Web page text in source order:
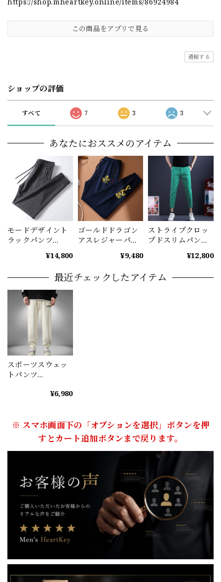
この商品をアプリで見る
通報する
ショップの評価
すべて 7 3 3
あなたにおススメのアイテム
モードデザイント
ラックパンツ
¥14,800
ゴールドドラゴン
アスレジャーパン
¥9,480
ストライプクロッ
プドスリムパンツ
アンクル丈 M1045
¥12,800
最近チェックしたアイテム
スポーツスウェッ
トパンツ
¥6,980
※ スマホ画面下の「オプションを選択」ボタンを押
すとカート追加ボタンまで戻ります。